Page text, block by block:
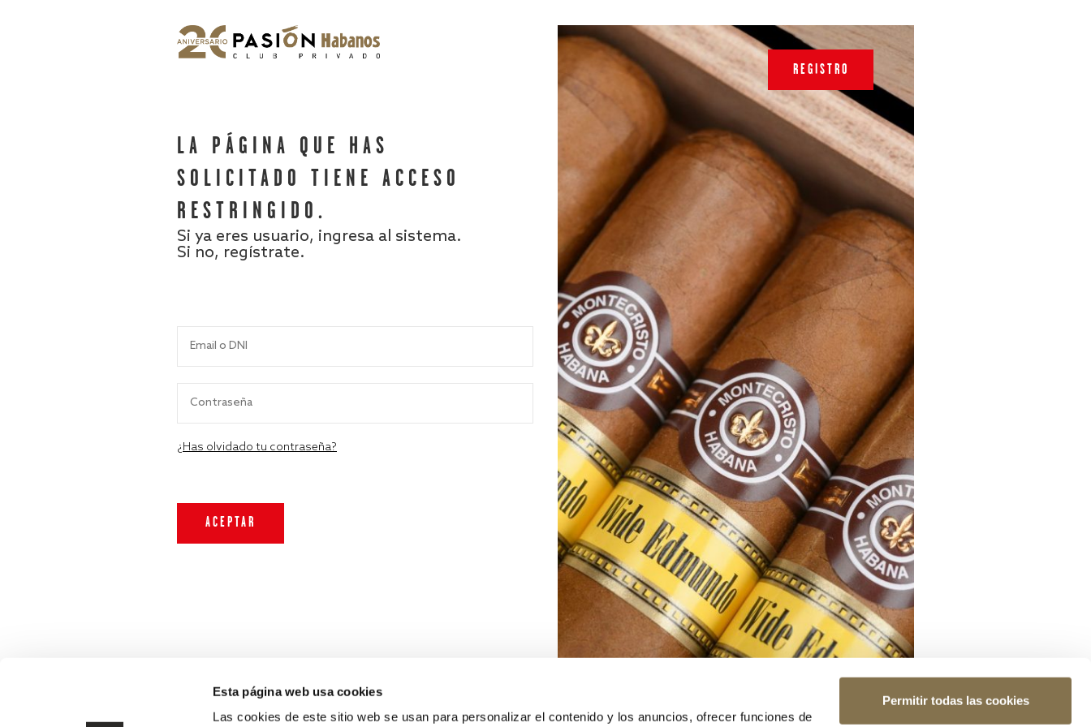
Esta página web usa cookies
Las cookies de este sitio web se usan para personalizar el contenido y los anuncios, ofrecer funciones de
Permitir todas las cookies
LA PÁGINA QUE HAS
SOLICITADO TIENE ACCESO
RESTRINGIDO.
Si ya eres usuario, ingresa al sistema.
Si no, regístrate.
¿Has olvidado tu contraseña?
REGISTRO